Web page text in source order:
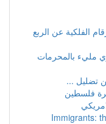
الفلكية عن الربع
مليء بالمحرمات
...
فلسطين